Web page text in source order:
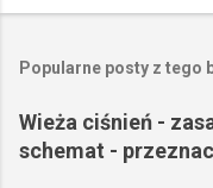
Popularne posty z tego
Wieża ciśnień -
schemat -